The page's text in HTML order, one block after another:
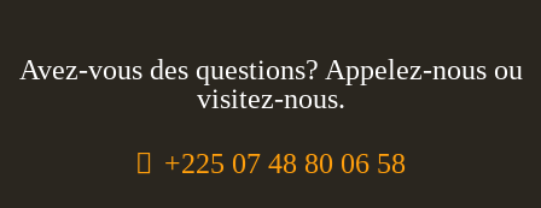
Avez-vous des questions? Appelez-nous ou
visitez-nous.
+225 07 48 80 06 58